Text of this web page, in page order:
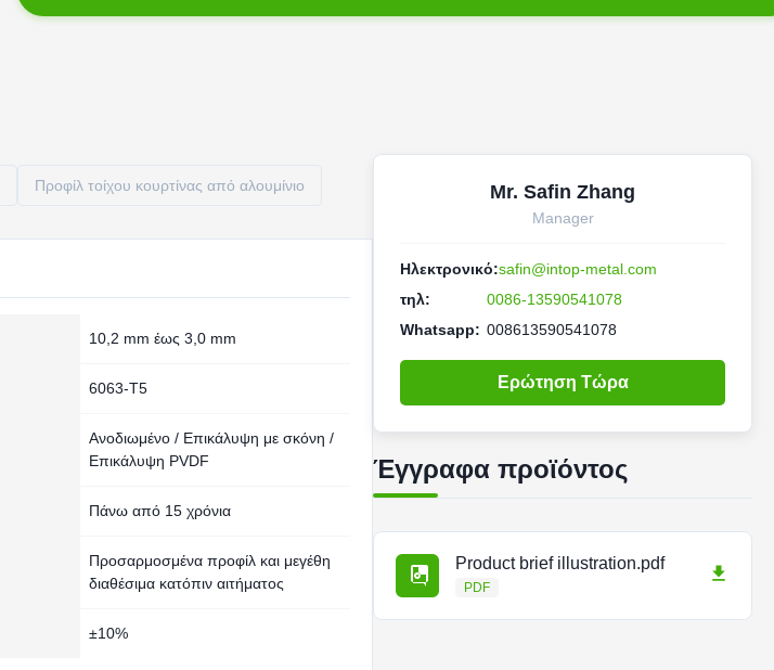
Προφίλ τοίχου κουρτίνας από αλουμίνιο
10,2 mm έως 3,0 mm
6063-Τ5
Ανοδιωμένο / Επικάλυψη με σκόνη /
Επικάλυψη PVDF
Πάνω από 15 χρόνια
Προσαρμοσμένα προφίλ και μεγέθη
διαθέσιμα κατόπιν αιτήματος
±10%
Mr. Safin Zhang
Manager
Ηλεκτρονικό:safin@intop-metal.com
τηλ:
0086-13590541078
Whatsapp: 008613590541078
Ερώτηση Τώρα
Έγγραφα προϊόντος
Product brief illustration.pdf
PDF